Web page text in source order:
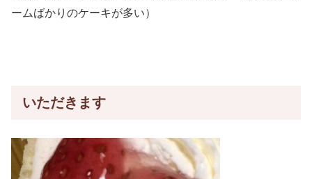
ームばかりのケーキが多い）
いただきます